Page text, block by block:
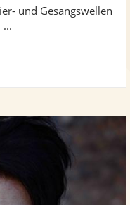
und Gesangswellen